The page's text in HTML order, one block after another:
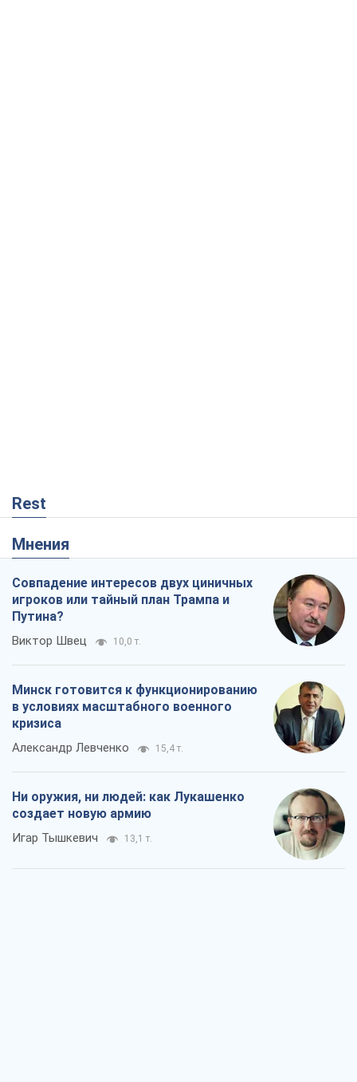
Rest
Мнения
Совпадение интересов двух циничных
игроков или тайный план Трампа и
Путина?
Виктор Швец 10,0 т.
Минск готовится к функционированию
в условиях масштабного военного
кризиса
Александр Левченко 15,4 т.
Ни оружия, ни людей: как Лукашенко
создает новую армию
Игар Тышкевич 13,1 т.